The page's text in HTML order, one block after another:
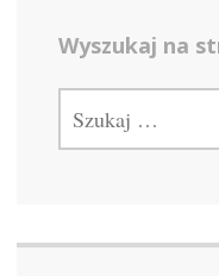
Wyszukaj na
SZUKAJ: